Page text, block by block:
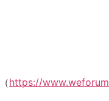
（https://